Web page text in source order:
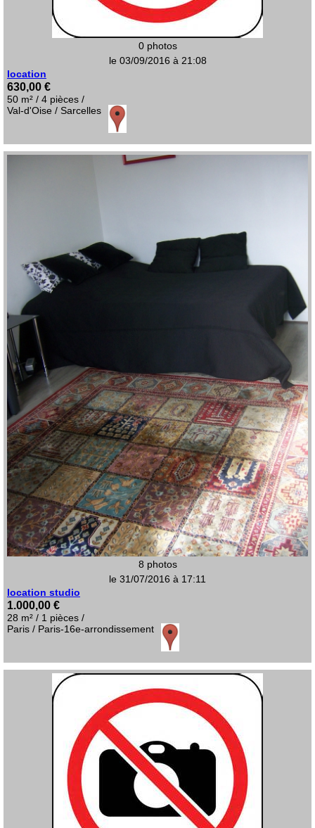
0 photos
le 03/09/2016 à 21:08
location
630,00 €
50 m² / 4 pièces /
Val-d'Oise / Sarcelles
8 photos
le 31/07/2016 à 17:11
location studio
1.000,00 €
28 m² / 1 pièces /
Paris / Paris-16e-arrondissement